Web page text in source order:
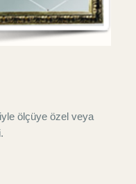
ölçüye özel veya